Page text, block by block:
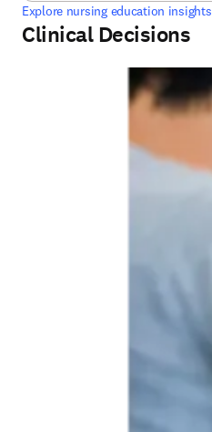
Explore nursing education insights
Clinical Decisions